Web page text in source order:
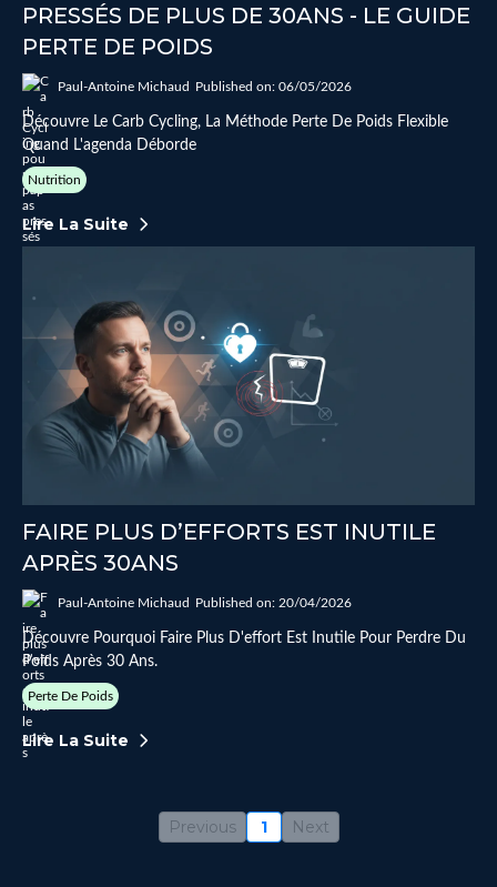
PRESSÉS DE PLUS DE 30ANS - LE GUIDE
PERTE DE POIDS
Paul-Antoine Michaud Published on: 06/05/2026
Découvre Le Carb Cycling, La Méthode Perte De Poids Flexible
Quand L'agenda Déborde
Nutrition
Lire La Suite
FAIRE PLUS D’EFFORTS EST INUTILE
APRÈS 30ANS
Paul-Antoine Michaud Published on: 20/04/2026
Découvre Pourquoi Faire Plus D'effort Est Inutile Pour Perdre Du
Poids Après 30 Ans.
Perte De Poids
Lire La Suite
Previous 1 Next